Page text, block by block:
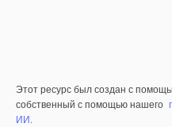
Этот ресурс был создан с
собственный с помощью нашего
ИИ.